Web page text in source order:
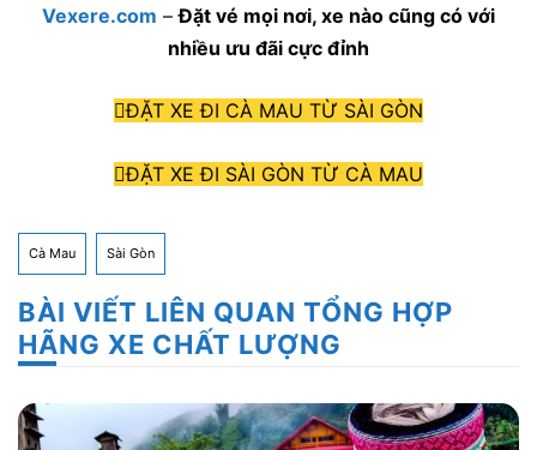
Vexere.com –Đặt vé mọi nơi, xe nào cũng có với
nhiều ưu đãi cực đỉnh
ĐẶT XE ĐI CÀ MAU TỪ SÀI GÒN
ĐẶT XE ĐI SÀI GÒN TỪ CÀ MAU
Cà Mau Sài Gòn
BÀI VIẾT LIÊN QUAN TỔNG HỢP
HÃNG XE CHẤT LƯỢNG